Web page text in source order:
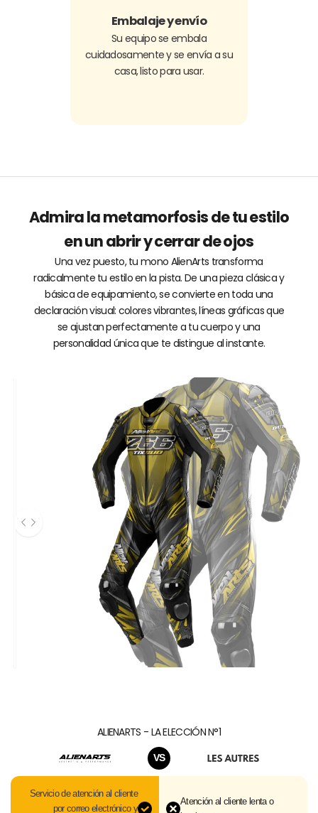
Embalaje y envío
Su equipo se embala
cuidadosamente y se envía a su
casa, listo para usar.
Admira la metamorfosis de tu estilo
en un abrir y cerrar de ojos
Una vez puesto, tu mono AlienArts transforma
radicalmente tu estilo en la pista. De una pieza clásica y
básica de equipamiento, se convierte en toda una
declaración visual: colores vibrantes, líneas gráficas que
se ajustan perfectamente a tu cuerpo y una
personalidad única que te distingue al instante.
ALIENARTS - LA ELECCIÓN N°1
VS
Servicio de atención al cliente
por correo electrónico y
Atención al cliente lenta o